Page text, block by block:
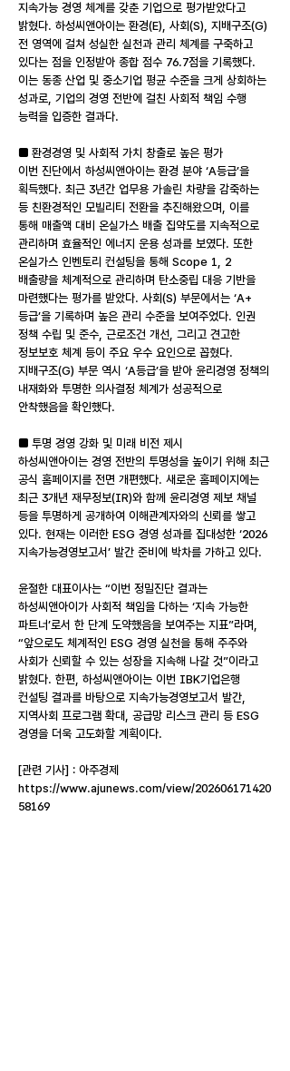
지속가능 경영 체계를 갖춘 기업으로 평가받았다고
밝혔다. 하성씨앤아이는 환경(E), 사회(S), 지배구조(G)
전 영역에 걸쳐 성실한 실천과 관리 체계를 구축하고
있다는 점을 인정받아 종합 점수 76.7점을 기록했다.
이는 동종 산업 및 중소기업 평균 수준을 크게 상회하는
성과로, 기업의 경영 전반에 걸친 사회적 책임 수행
능력을 입증한 결과다.
■ 환경경영 및 사회적 가치 창출로 높은 평가
이번 진단에서 하성씨앤아이는 환경 분야 ‘A등급’을
획득했다. 최근 3년간 업무용 가솔린 차량을 감축하는
등 친환경적인 모빌리티 전환을 추진해왔으며, 이를
통해 매출액 대비 온실가스 배출 집약도를 지속적으로
관리하며 효율적인 에너지 운용 성과를 보였다. 또한
온실가스 인벤토리 컨설팅을 통해 Scope 1, 2
배출량을 체계적으로 관리하며 탄소중립 대응 기반을
마련했다는 평가를 받았다. 사회(S) 부문에서는 ‘A+
등급’을 기록하며 높은 관리 수준을 보여주었다. 인권
정책 수립 및 준수, 근로조건 개선, 그리고 견고한
정보보호 체계 등이 주요 우수 요인으로 꼽혔다.
지배구조(G) 부문 역시 ‘A등급’을 받아 윤리경영 정책의
내재화와 투명한 의사결정 체계가 성공적으로
안착했음을 확인했다.
■ 투명 경영 강화 및 미래 비전 제시
하성씨앤아이는 경영 전반의 투명성을 높이기 위해 최근
공식 홈페이지를 전면 개편했다. 새로운 홈페이지에는
최근 3개년 재무정보(IR)와 함께 윤리경영 제보 채널
등을 투명하게 공개하여 이해관계자와의 신뢰를 쌓고
있다. 현재는 이러한 ESG 경영 성과를 집대성한 ‘2026
지속가능경영보고서’ 발간 준비에 박차를 가하고 있다.
윤철한 대표이사는 “이번 정밀진단 결과는
하성씨앤아이가 사회적 책임을 다하는 ‘지속 가능한
파트너’로서 한 단계 도약했음을 보여주는 지표”라며,
“앞으로도 체계적인 ESG 경영 실천을 통해 주주와
사회가 신뢰할 수 있는 성장을 지속해 나갈 것”이라고
밝혔다. 한편, 하성씨앤아이는 이번 IBK기업은행
컨설팅 결과를 바탕으로 지속가능경영보고서 발간,
지역사회 프로그램 확대, 공급망 리스크 관리 등 ESG
경영을 더욱 고도화할 계획이다.
[관련 기사] : 아주경제
https://www.ajunews.com/view/202606171420
58169